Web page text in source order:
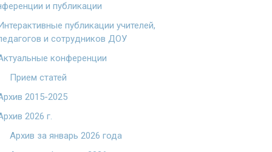
и публикации
публикации учителей,
и сотрудников ДОУ
конференции
Прием статей
2015-2025
2026 г.
Архив за январь 2026 года